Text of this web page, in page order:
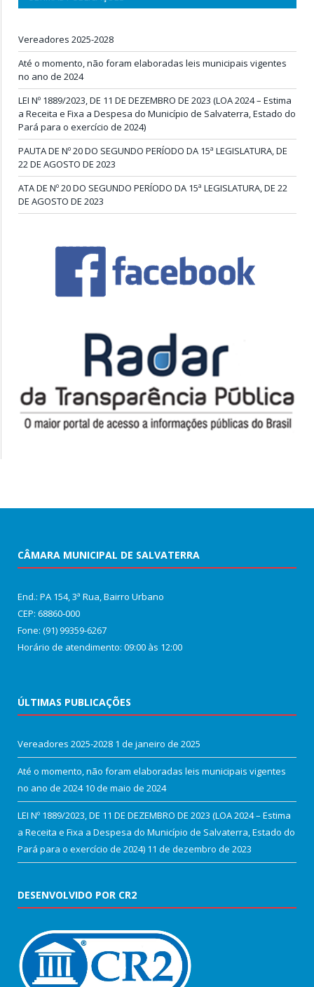
Vereadores 2025-2028
Até o momento, não foram elaboradas leis municipais vigentes
no ano de 2024
LEI Nº 1889/2023, DE 11 DE DEZEMBRO DE 2023 (LOA 2024 – Estima
a Receita e Fixa a Despesa do Município de Salvaterra, Estado do
Pará para o exercício de 2024)
PAUTA DE Nº 20 DO SEGUNDO PERÍODO DA 15ª LEGISLATURA, DE
22 DE AGOSTO DE 2023
ATA DE Nº 20 DO SEGUNDO PERÍODO DA 15ª LEGISLATURA, DE 22
DE AGOSTO DE 2023
CÂMARA MUNICIPAL DE SALVATERRA
End.: PA 154, 3ª Rua, Bairro Urbano
CEP: 68860‑000
Fone: (91) 99359-6267
Horário de atendimento: 09:00 às 12:00
ÚLTIMAS PUBLICAÇÕES
Vereadores 2025-2028 1 de janeiro de 2025
Até o momento, não foram elaboradas leis municipais vigentes
no ano de 2024 10 de maio de 2024
LEI Nº 1889/2023, DE 11 DE DEZEMBRO DE 2023 (LOA 2024 – Estima
a Receita e Fixa a Despesa do Município de Salvaterra, Estado do
Pará para o exercício de 2024) 11 de dezembro de 2023
DESENVOLVIDO POR CR2